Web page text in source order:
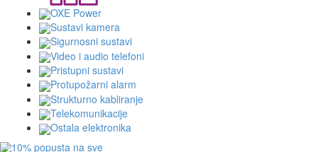
OXE Power
Sustavi kamera
Sigurnosni sustavi
Video i audio telefoni
Pristupni sustavi
Protupožarni alarm
Strukturno kabliranje
Telekomunikacije
Ostala elektronika